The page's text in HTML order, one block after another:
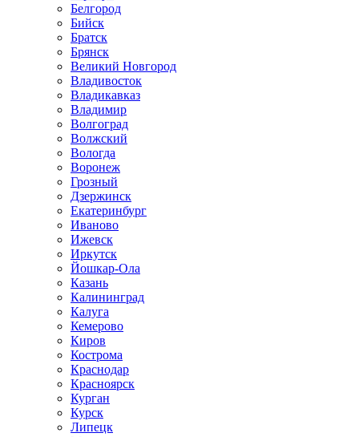
Белгород
Бийск
Братск
Брянск
Великий Новгород
Владивосток
Владикавказ
Владимир
Волгоград
Волжский
Вологда
Воронеж
Грозный
Дзержинск
Екатеринбург
Иваново
Ижевск
Иркутск
Йошкар-Ола
Казань
Калининград
Калуга
Кемерово
Киров
Кострома
Краснодар
Красноярск
Курган
Курск
Липецк